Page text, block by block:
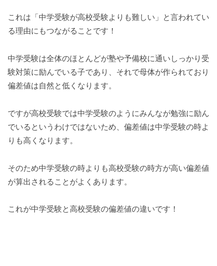
これは「中学受験が高校受験よりも難しい」と言われてい
る理由にもつながることです！
中学受験は全体のほとんどが塾や予備校に通いしっかり受
験対策に励んでいる子であり、それで母体が作られており
偏差値は自然と低くなります。
ですが高校受験では中学受験のようにみんなが勉強に励ん
でいるというわけではないため、偏差値は中学受験の時よ
りも高くなります。
そのため中学受験の時よりも高校受験の時方が高い偏差値
が算出されることがよくあります。
これが中学受験と高校受験の偏差値の違いです！